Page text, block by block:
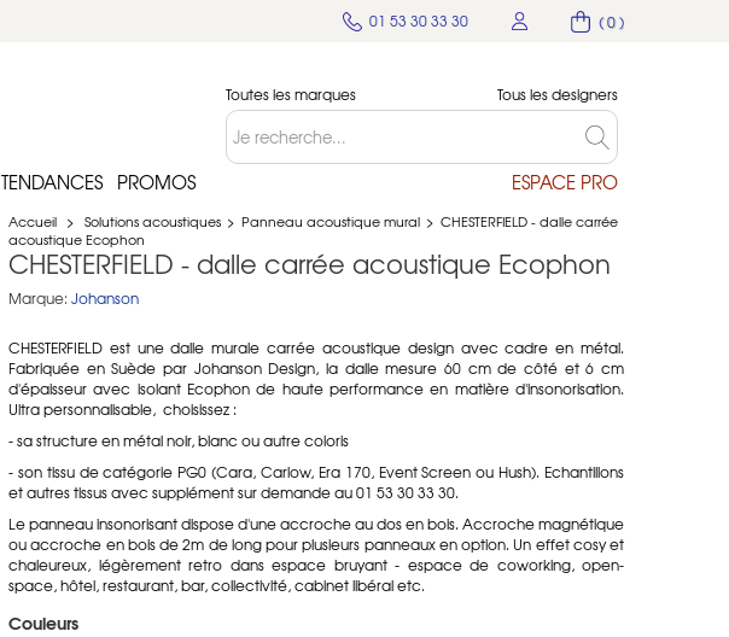
( 0 )
01 53 30 33 30
Toutes les marques Tous les designers
TENDANCES PROMOS ESPACE PRO
Accueil > Solutions acoustiques > Panneau acoustique mural > CHESTERFIELD - dalle carrée
acoustique Ecophon
CHESTERFIELD - dalle carrée acoustique Ecophon
Marque: Johanson
CHESTERFIELD est une dalle murale carrée acoustique design avec cadre en métal.
Fabriquée en Suède par Johanson Design, la dalle mesure 60 cm de côté et 6 cm
d'épaisseur avec isolant Ecophon de haute performance en matière d'insonorisation.
Ultra personnalisable, choisissez :
- sa structure en métal noir, blanc ou autre coloris
- son tissu de catégorie PG0 (Cara, Carlow, Era 170, Event Screen ou Hush). Echantillons
et autres tissus avec supplément sur demande au 01 53 30 33 30.
Le panneau insonorisant dispose d'une accroche au dos en bois. Accroche magnétique
ou accroche en bois de 2m de long pour plusieurs panneaux en option. Un effet cosy et
chaleureux, légèrement retro dans espace bruyant - espace de coworking, open-
space, hôtel, restaurant, bar, collectivité, cabinet libéral etc.
Couleurs